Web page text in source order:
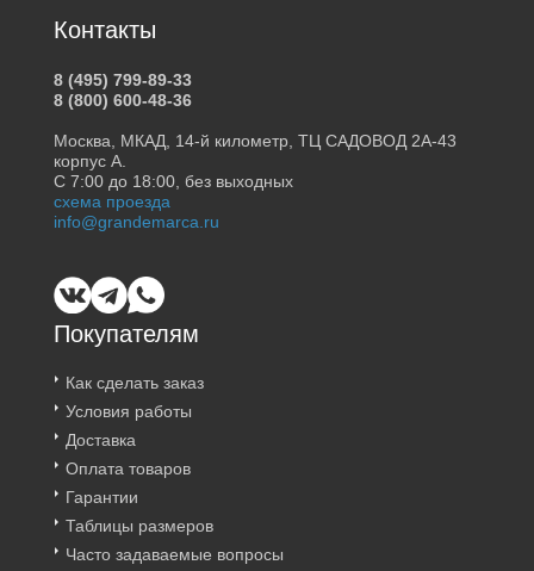
Покупателям
Как сделать заказ
Условия работы
Доставка
Оплата товаров
Гарантии
Таблицы размеров
Часто задаваемые вопросы
Контакты
8 (495) 799-89-33
8 (800) 600-48-36
Москва, МКАД, 14-й километр, ТЦ САДОВОД 2А-43
корпус А.
С 7:00 до 18:00, без выходных
схема проезда
info@grandemarca.ru